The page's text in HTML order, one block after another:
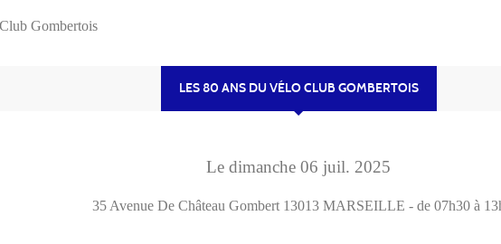
Gombertois
LES 80 ANS DU VÉLO CLUB GOMBERTOIS
Le dimanche 06 juil. 2025
35 Avenue De Château Gombert 13013 MARSEILLE - de 07h30 à